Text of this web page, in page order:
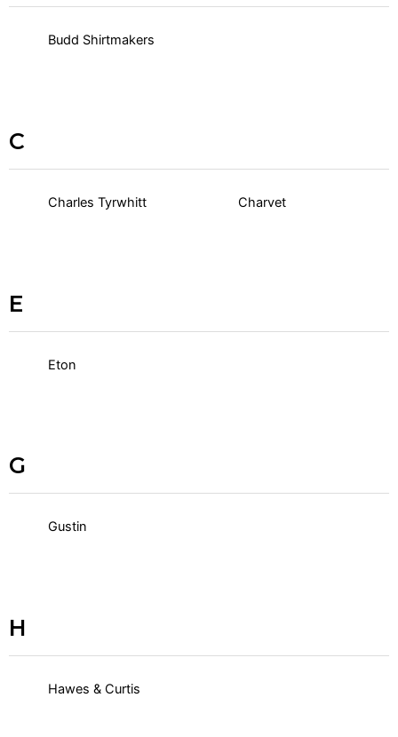
Budd Shirtmakers
C
Charles Tyrwhitt Charvet
E
Eton
G
Gustin
H
Hawes & Curtis